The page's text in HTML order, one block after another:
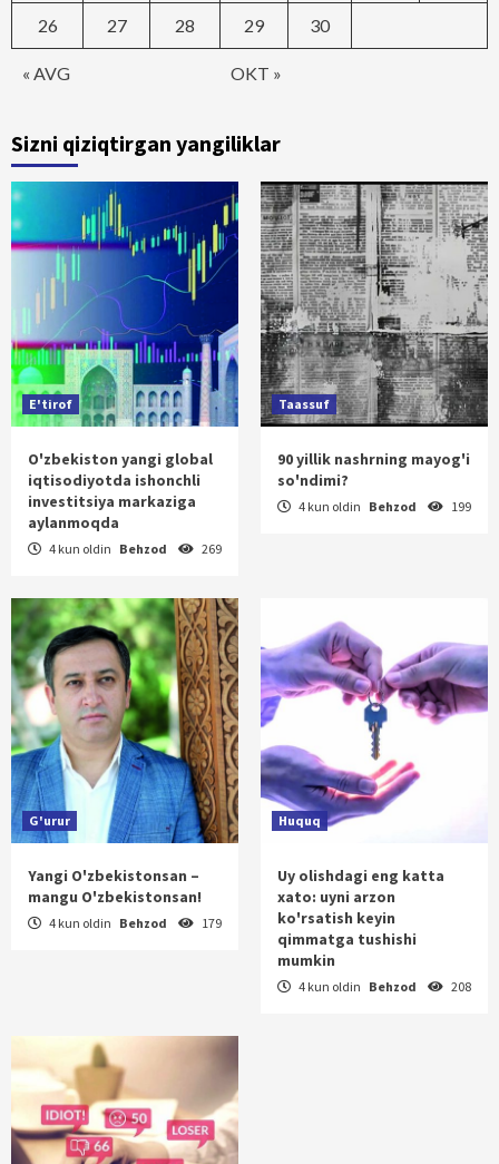
« AVG OKT »
26 27 28 29 30
Sizni qiziqtirgan yangiliklar
E'tirof
O'zbekiston yangi global
iqtisodiyotda ishonchli
investitsiya markaziga
aylanmoqda
4 kun oldin Behzod 269
Taassuf
90 yillik nashrning mayog'i
so'ndimi?
4 kun oldin Behzod 199
G'urur
Yangi O'zbekistonsan –
mangu O'zbekistonsan!
4 kun oldin Behzod 179
Huquq
Uy olishdagi eng katta
xato: uyni arzon
ko'rsatish keyin
qimmatga tushishi
mumkin
4 kun oldin Behzod 208